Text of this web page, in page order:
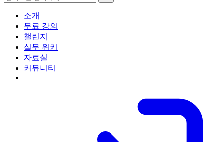
소개
무료 강의
챌린지
실무 위키
자료실
커뮤니티